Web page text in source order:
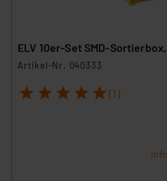
ELV 10er-Set SMD-
Artikel-Nr. 040333
1 2 3 4 5 (1)